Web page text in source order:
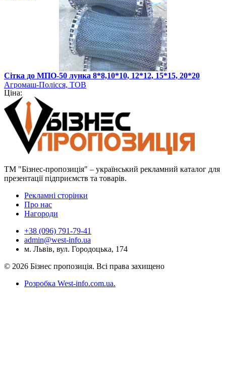
Сітка до МПО-50 лунка 8*8,10*10, 12*12, 15*15, 20*20
Агромаш-Полісся, ТОВ
Ціна:
ТМ "Бізнес-пропозиція" – український рекламний каталог для
презентації підприємств та товарів.
Рекламні сторінки
Про нас
Нагороди
+38 (096) 791-79-41
admin@west-info.ua
м. Львів, вул. Городоцька, 174
© 2026 Бізнес пропозиція. Всі права захищено
Розробка West-info.com.ua.